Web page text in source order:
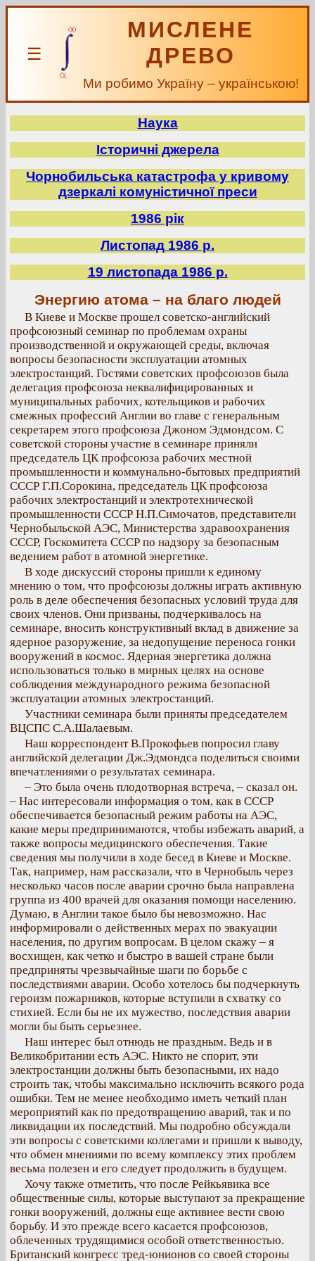
☰
МИСЛЕНЕ
ДРЕВО
Ми робимо Україну – українською!
Наука
Історичні джерела
Чорнобильська катастрофа у кривому
дзеркалі комуністичної преси
1986 рік
Листопад 1986 р.
19 листопада 1986 р.
Энергию атома – на благо людей
В Киеве и Москве прошел советско-английский
профсоюзный семинар по проблемам охраны
производственной и окружающей среды, включая
вопросы безопасности эксплуатации атомных
электростанций. Гостями советских профсоюзов была
делегация профсоюза неквалифицированных и
муниципальных рабочих, котельщиков и рабочих
смежных профессий Англии во главе с генеральным
секретарем этого профсоюза Джоном Эдмондсом. С
советской стороны участие в семинаре приняли
председатель ЦК профсоюза рабочих местной
промышленности и коммунально-бытовых предприятий
СССР Г.П.Сорокина, председатель ЦК профсоюза
рабочих электростанций и электротехнической
промышленности СССР Н.П.Симочатов, представители
Чернобыльской АЭС, Министерства здравоохранения
СССР, Госкомитета СССР по надзору за безопасным
ведением работ в атомной энергетике.
В ходе дискуссий стороны пришли к единому
мнению о том, что профсоюзы должны играть активную
роль в деле обеспечения безопасных условий труда для
своих членов. Они призваны, подчеркивалось на
семинаре, вносить конструктивный вклад в движение за
ядерное разоружение, за недопущение переноса гонки
вооружений в космос. Ядерная энергетика должна
использоваться только в мирных целях на основе
соблюдения международного режима безопасной
эксплуатации атомных электростанций.
Участники семинара были приняты председателем
ВЦСПС С.А.Шалаевым.
Наш корреспондент В.Прокофьев попросил главу
английской делегации Дж.Эдмондса поделиться своими
впечатлениями о результатах семинара.
– Это была очень плодотворная встреча, – сказал он.
– Нас интересовали информация о том, как в СССР
обеспечивается безопасный режим работы на АЭС,
какие меры предпринимаются, чтобы избежать аварий, а
также вопросы медицинского обеспечения. Такие
сведения мы получили в ходе бесед в Киеве и Москве.
Так, например, нам рассказали, что в Чернобыль через
несколько часов после аварии срочно была направлена
группа из 400 врачей для оказания помощи населению.
Думаю, в Англии такое было бы невозможно. Нас
информировали о действенных мерах по эвакуации
населения, по другим вопросам. В целом скажу – я
восхищен, как четко и быстро в вашей стране были
предприняты чрезвычайные шаги по борьбе с
последствиями аварии. Особо хотелось бы подчеркнуть
героизм пожарников, которые вступили в схватку со
стихией. Если бы не их мужество, последствия аварии
могли бы быть серьезнее.
Наш интерес был отнюдь не праздным. Ведь и в
Великобритании есть АЭС. Никто не спорит, эти
электростанции должны быть безопасными, их надо
строить так, чтобы максимально исключить всякого рода
ошибки. Тем не менее необходимо иметь четкий план
мероприятий как по предотвращению аварий, так и по
ликвидации их последствий. Мы подробно обсуждали
эти вопросы с советскими коллегами и пришли к выводу,
что обмен мнениями по всему комплексу этих проблем
весьма полезен и его следует продолжить в будущем.
Хочу также отметить, что после Рейкьявика все
общественные силы, которые выступают за прекращение
гонки вооружений, должны еще активнее вести свою
борьбу. И это прежде всего касается профсоюзов,
облеченных трудящимися особой ответственностью.
Британский конгресс тред-юнионов со своей стороны